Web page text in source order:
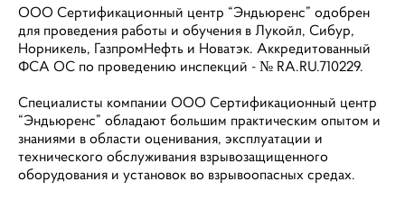
ООО Сертификационный центр “Эндьюренс” одобрен
для проведения работы и обучения в Лукойл, Сибур,
Норникель, ГазпромНефть и Новатэк. Аккредитованный
ФСА ОС по проведению инспекций - № RA.RU.710229.
Специалисты компании ООО Сертификационный центр
“Эндьюренс” обладают большим практическим опытом и
знаниями в области оценивания, эксплуатации и
технического обслуживания взрывозащищенного
оборудования и установок во взрывоопасных средах.